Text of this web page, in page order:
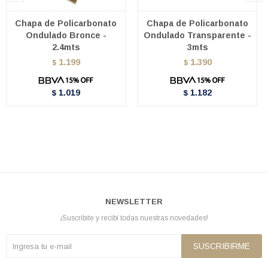
Chapa de Policarbonato
Ondulado Bronce -
2.4mts
$ 1.199
$ 1.019
Chapa de Policarbonato
Ondulado Transparente -
3mts
$ 1.390
$ 1.182
NEWSLETTER
¡Suscribite y recibí todas nuestras novedades!
SUSCRIBIRME